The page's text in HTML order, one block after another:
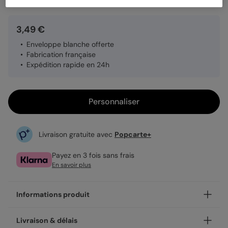
3,49 €
Enveloppe blanche offerte
Fabrication française
Expédition rapide en 24h
Personnaliser
Livraison gratuite avec Popcarte+
Payez en 3 fois sans frais
En savoir plus
Informations produit
Personnalisez votre félicitations mariage Santé aux mariés,
Livraison & délais